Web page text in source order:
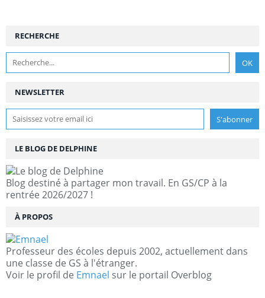
NEWSLETTER
RECHERCHE
LE BLOG DE DELPHINE
Blog destiné à partager mon travail. En GS/CP à la
rentrée 2026/2027 !
À PROPOS
Professeur des écoles depuis 2002, actuellement dans
une classe de GS à l'étranger.
Voir le profil de Emnael sur le portail Overblog